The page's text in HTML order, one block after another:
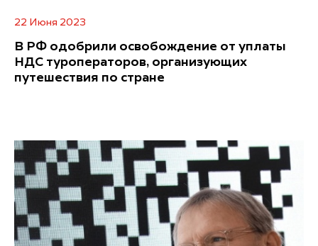
22 Июня 2023
В РФ одобрили освобождение от уплаты
НДС туроператоров, организующих
путешествия по стране